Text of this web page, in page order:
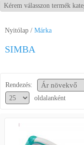
Nyitólap / Márka
SIMBA
Rendezés:
oldalanként